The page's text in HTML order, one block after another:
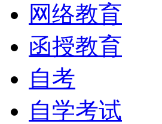
网络教育
函授教育
自考
自学考试